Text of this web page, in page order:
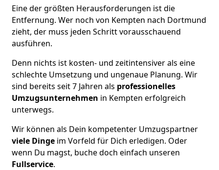
Eine der größten Herausforderungen ist die
Entfernung. Wer noch von Kempten nach Dortmund
zieht, der muss jeden Schritt vorausschauend
ausführen.
Denn nichts ist kosten- und zeitintensiver als eine
schlechte Umsetzung und ungenaue Planung. Wir
sind bereits seit 7 Jahren als professionelles
Umzugsunternehmen in Kempten erfolgreich
unterwegs.
Wir können als Dein kompetenter Umzugspartner
viele Dinge im Vorfeld für Dich erledigen. Oder
wenn Du magst, buche doch einfach unseren
Fullservice.